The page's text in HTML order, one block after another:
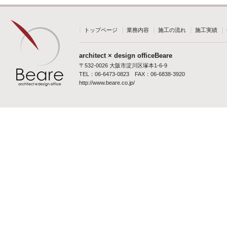
トップページ 業務内容 施工の流れ 施工実績
architect × design officeBeare
〒532-0026 大阪市淀川区塚本1-6-9
TEL：06-6473-0823 FAX：06-6838-3920
http://www.beare.co.jp/